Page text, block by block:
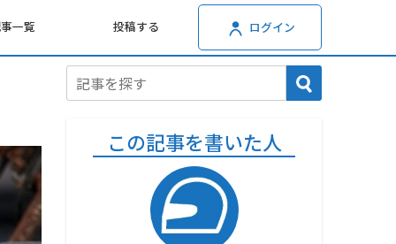
一覧 投稿する ログイン
この記事を書いた人